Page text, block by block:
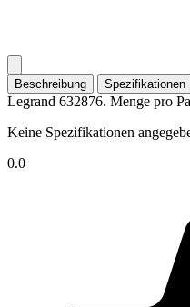
Beschreibung Spezifikationen
Legrand 632876. Menge pro
Keine Spezifikationen
0.0